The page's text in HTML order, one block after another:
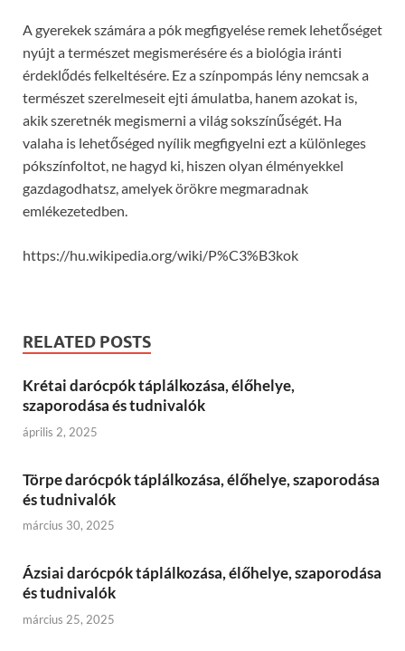
A gyerekek számára a pók megfigyelése remek lehetőséget
nyújt a természet megismerésére és a biológia iránti
érdeklődés felkeltésére. Ez a színpompás lény nemcsak a
természet szerelmeseit ejti ámulatba, hanem azokat is,
akik szeretnék megismerni a világ sokszínűségét. Ha
valaha is lehetőséged nyílik megfigyelni ezt a különleges
pókszínfoltot, ne hagyd ki, hiszen olyan élményekkel
gazdagodhatsz, amelyek örökre megmaradnak
emlékezetedben.
https://hu.wikipedia.org/wiki/P%C3%B3kok
RELATED POSTS
Krétai darócpók táplálkozása, élőhelye,
szaporodása és tudnivalók
április 2, 2025
Törpe darócpók táplálkozása, élőhelye, szaporodása
és tudnivalók
március 30, 2025
Ázsiai darócpók táplálkozása, élőhelye, szaporodása
és tudnivalók
március 25, 2025